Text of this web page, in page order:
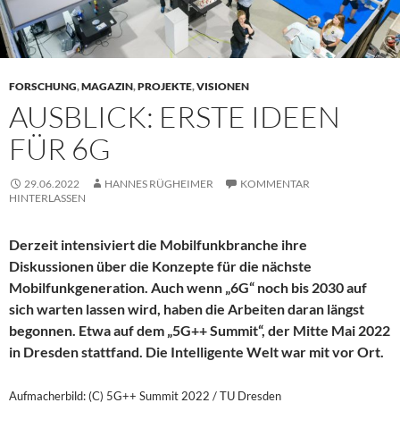
FORSCHUNG,MAGAZIN,PROJEKTE,VISIONEN
AUSBLICK: ERSTE IDEEN
FÜR 6G
29.06.2022 HANNES RÜGHEIMER
KOMMENTAR
HINTERLASSEN
Derzeit intensiviert die Mobilfunkbranche ihre
Diskussionen über die Konzepte für die nächste
Mobilfunkgeneration. Auch wenn „6G“ noch bis 2030 auf
sich warten lassen wird, haben die Arbeiten daran längst
begonnen. Etwa auf dem „5G++ Summit“, der Mitte Mai 2022
in Dresden stattfand. Die Intelligente Welt war mit vor Ort.
Aufmacherbild: (C) 5G++ Summit 2022 / TU Dresden